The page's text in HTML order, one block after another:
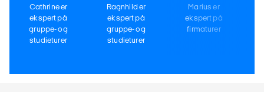
Cathrine er
ekspert på
gruppe- og
studieturer
Ragnhild er
ekspert på
gruppe- og
studieturer
Marius er
ekspert på
firmaturer